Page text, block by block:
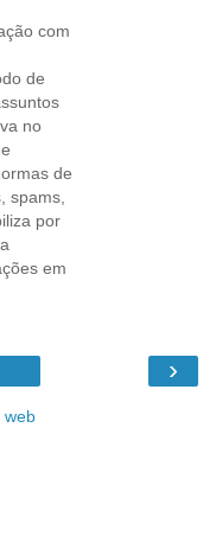
com
de
no
de
spams,
por
em
›
web